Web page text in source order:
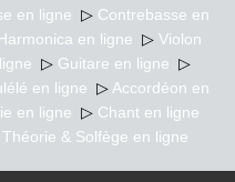
en ligne ▷ Contrebasse en
en ligne ▷ Violon
▷ Guitare en ligne ▷
en ligne ▷ Accordéon en
en ligne ▷ Chant en ligne
Théorie & Solfège en ligne